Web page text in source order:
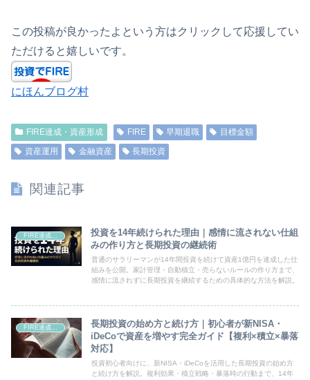
この投稿が良かったよという方はクリックして応援してい
ただけると嬉しいです。
にほんブログ村
FIRE達成・資産形成 FIRE 早期退職
目標金額
資産運用
金融資産 長期投資
関連記事
投資を14年続けられた理由｜感情に流されない仕組
みの作り方と長期投資の継続術
普通のサラリーマンが14年間投資を続けて資産1億円を達成した仕
組みを公開。家計管理・自動積立・売らないルールの作り方まで、
感情に流されずに長期投資を継続するための具体的な方法を解説。
長期投資の始め方と続け方｜初心者が新NISA・
iDeCoで資産を増やす完全ガイド【複利×積立×暴落
対応】
投資初心者向けに、新NISA・iDeCoを活用した長期投資の始め方
と続け方を解説。複利効果・積立戦略・暴落時の行動まで、14年